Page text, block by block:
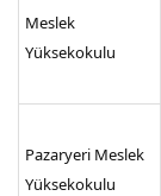
Meslek
Yüksekokulu
Pazaryeri Meslek
Yüksekokulu